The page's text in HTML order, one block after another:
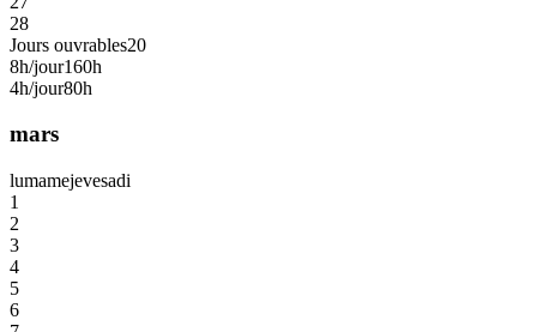
28
Jours ouvrables20
8h/jour160h
4h/jour80h
mars
lumamejevesadi
1
2
3
4
5
6